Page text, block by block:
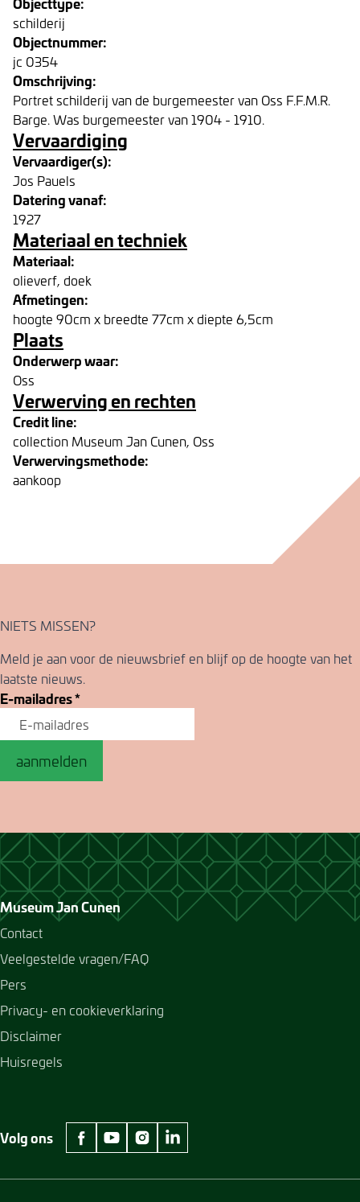
schilderij
Objectnummer:
jc 0354
Omschrijving:
Portret schilderij van de burgemeester van Oss F.F.M.R.
Barge. Was burgemeester van 1904 - 1910.
Vervaardiging
Vervaardiger(s):
Jos Pauels
Datering vanaf:
1927
Materiaal en techniek
Materiaal:
olieverf, doek
Afmetingen:
hoogte 90cm x breedte 77cm x diepte 6,5cm
Plaats
Onderwerp waar:
Oss
Verwerving en rechten
Credit line:
collection Museum Jan Cunen, Oss
Verwervingsmethode:
aankoop
NIETS MISSEN?
Meld je aan voor de nieuwsbrief en blijf op de hoogte van het
laatste nieuws.
E-mailadres*
aanmelden
Museum Jan Cunen
Contact
Veelgestelde vragen/FAQ
Pers
Privacy- en cookieverklaring
Disclaimer
Huisregels
Volg ons
facebook Museum Jan Cunen
youtube Museum Jan Cunen
instagram Museum Jan Cunen
linkedin Museum Jan Cunen